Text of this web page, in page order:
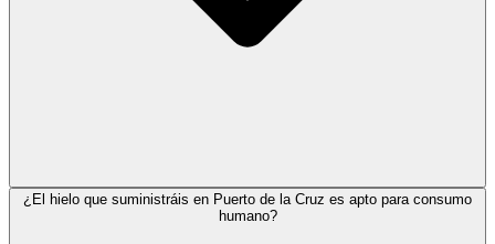
¿El hielo que suministráis en Puerto de la Cruz es apto para consumo
humano?